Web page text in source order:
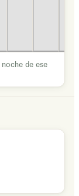
de ese